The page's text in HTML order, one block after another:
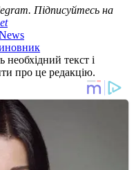
Підписуйтесь на
текст і
про це редакцію.